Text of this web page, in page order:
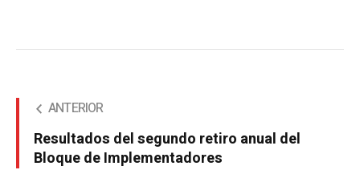
ANTERIOR
Resultados del segundo retiro anual del
Bloque de Implementadores